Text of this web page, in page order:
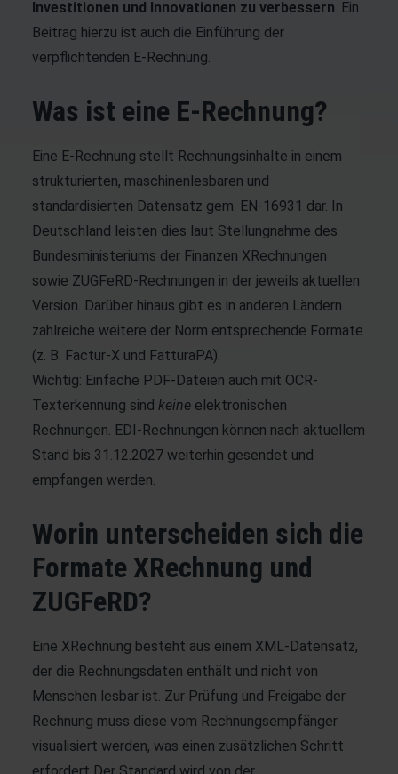
Investitionen und Innovationen zu verbessern. Ein
Beitrag hierzu ist auch die Einführung der
verpflichtenden E-Rechnung.
Was ist eine E-Rechnung?
Eine E-Rechnung stellt Rechnungsinhalte in einem
strukturierten, maschinenlesbaren und
standardisierten Datensatz gem. EN-16931 dar. In
Deutschland leisten dies laut Stellungnahme des
Bundesministeriums der Finanzen XRechnungen
sowie ZUGFeRD-Rechnungen in der jeweils aktuellen
Version. Darüber hinaus gibt es in anderen Ländern
zahlreiche weitere der Norm entsprechende Formate
(z. B. Factur-X und FatturaPA).
Wichtig: Einfache PDF-Dateien auch mit OCR-
Texterkennung sind keine elektronischen
Rechnungen. EDI-Rechnungen können nach aktuellem
Stand bis 31.12.2027 weiterhin gesendet und
empfangen werden.
Worin unterscheiden sich die
Formate XRechnung und
ZUGFeRD?
Eine XRechnung besteht aus einem XML-Datensatz,
der die Rechnungsdaten enthält und nicht von
Menschen lesbar ist. Zur Prüfung und Freigabe der
Rechnung muss diese vom Rechnungsempfänger
visualisiert werden, was einen zusätzlichen Schritt